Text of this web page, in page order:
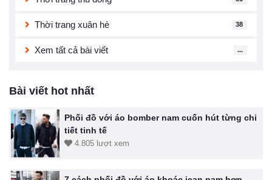
Thời trang xuân hè 38
Xem tất cả bài viết ...
Bài viết hot nhất
Phối đồ với áo bomber nam cuốn hút từng chi
tiết tinh tế
4.805 lượt xem